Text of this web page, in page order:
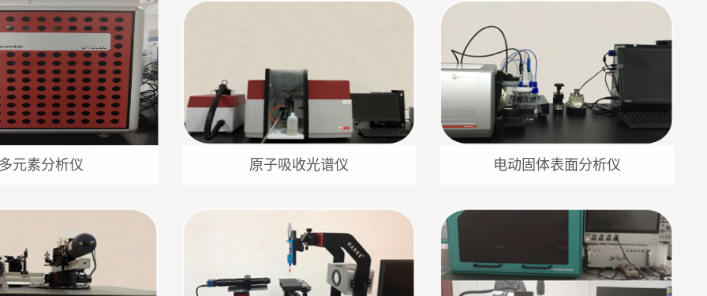
元素分析仪 原子吸收光谱仪 电动固体表面分析仪